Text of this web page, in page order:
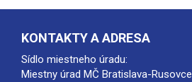
KONTAKTY A ADRESA
Sídlo miestneho úradu:
Miestny úrad MČ Bratislava-Rusovce